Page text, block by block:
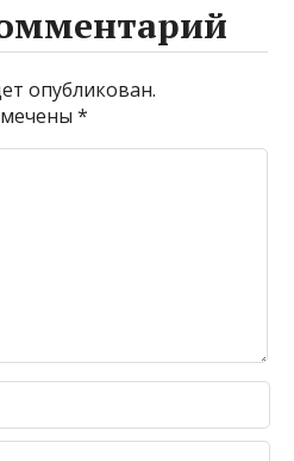
опубликован.
*